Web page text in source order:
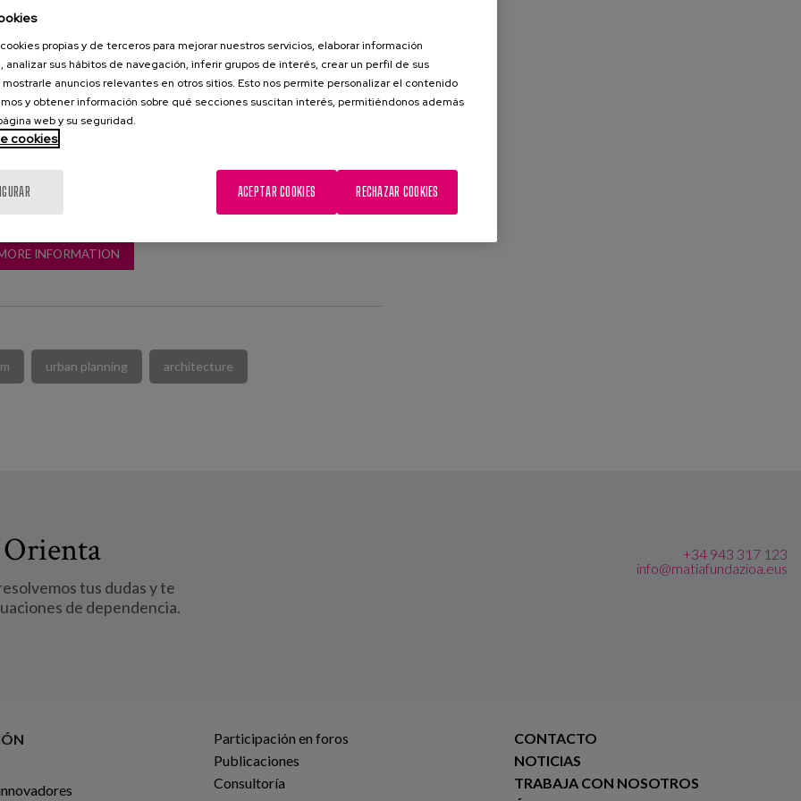
be held over two days at the School of Architecture of
the focus on the definition of a comprehensive
focusing on its feasibility and implementation. The
years, will have as a common thread a local area
area to be regenerated.
INFORMATION
urban planning architecture
tus dudas y te
de dependencia.
+34 943 317 123
info@matiafundazioa.eus
Participación en foros
Publicaciones
Consultoría
CONTACTO
NOTICIAS
TRABAJA CON NOSOTROS
propias y de terceros para mejorar nuestros servicios, elaborar información
analizar sus hábitos de navegación, inferir grupos de interés, crear un perfil de sus
anuncios relevantes en otros sitios. Esto nos permite personalizar el contenido
y obtener información sobre qué secciones suscitan interés, permitiéndonos además
web y su seguridad.
cookies
RECHAZAR COOKIES
ACEPTAR COOKIES